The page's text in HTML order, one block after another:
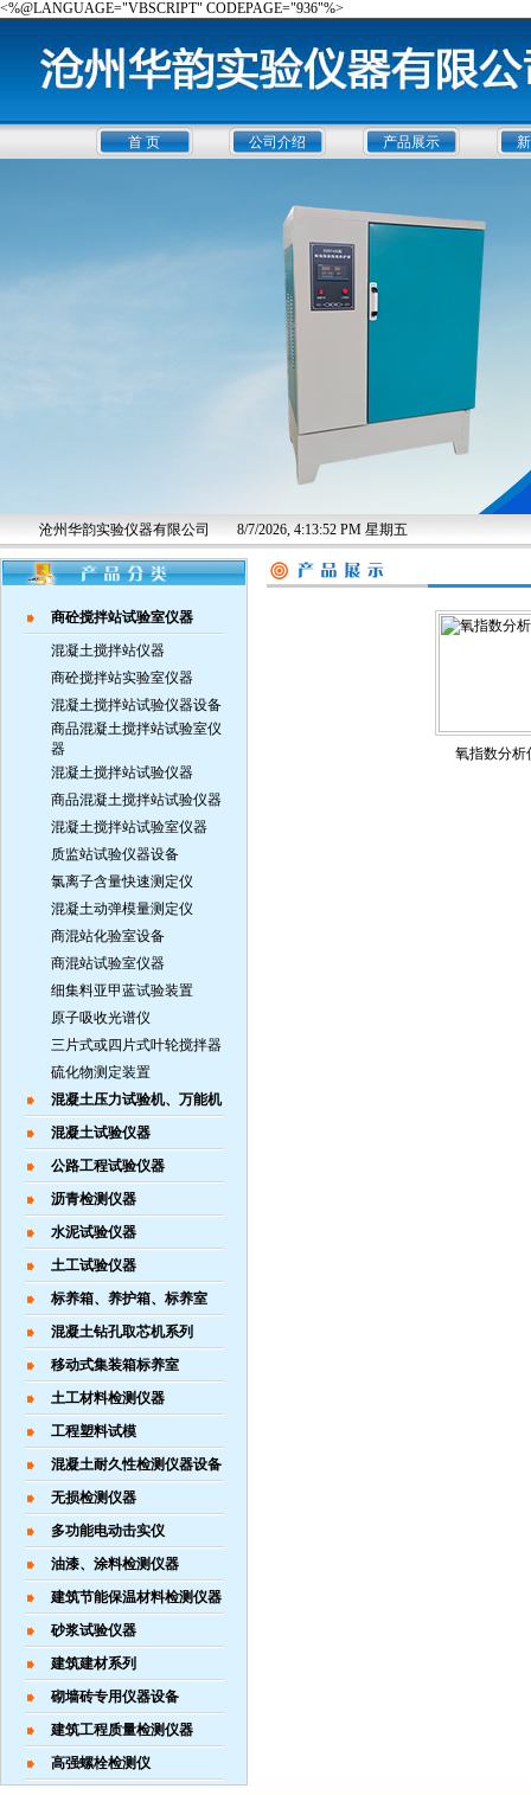
<%@LANGUAGE="VBSCRIPT" CODEPAGE="936"%>
首 页 公司介绍 产品展示
沧州华韵实验仪器有限公司 8/7/2026, 4:13:53 PM 星期五
商砼搅拌站试验室仪器
混凝土搅拌站仪器
商砼搅拌站实验室仪器
混凝土搅拌站试验仪器设备
商品混凝土搅拌站试验室仪
器
混凝土搅拌站试验仪器
商品混凝土搅拌站试验仪器
混凝土搅拌站试验室仪器
质监站试验仪器设备
氯离子含量快速测定仪
混凝土动弹模量测定仪
商混站化验室设备
商混站试验室仪器
细集料亚甲蓝试验装置
原子吸收光谱仪
三片式或四片式叶轮搅拌器
硫化物测定装置
混凝土压力试验机、万能机
混凝土试验仪器
公路工程试验仪器
沥青检测仪器
水泥试验仪器
土工试验仪器
标养箱、养护箱、标养室
混凝土钻孔取芯机系列
移动式集装箱标养室
土工材料检测仪器
工程塑料试模
混凝土耐久性检测仪器设备
无损检测仪器
多功能电动击实仪
油漆、涂料检测仪器
建筑节能保温材料检测仪器
砂浆试验仪器
建筑建材系列
砌墙砖专用仪器设备
建筑工程质量检测仪器
高强螺栓检测仪
氧指数分析